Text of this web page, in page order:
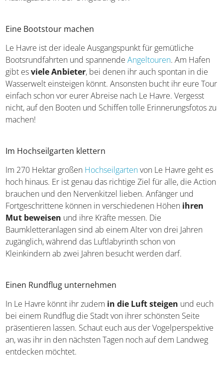
Eine Bootstour machen
Le Havre ist der ideale Ausgangspunkt für gemütliche
Bootsrundfahrten und spannendeAngeltouren. Am Hafen
gibt esviele Anbieter, bei denen ihr auch spontan in die
Wasserwelt einsteigen könnt. Ansonsten bucht ihr eure Tour
einfach schon vor eurer Abreise nach Le Havre. Vergesst
nicht, auf den Booten und Schiffen tolle Erinnerungsfotos zu
machen!
Im Hochseilgarten klettern
Im 270 Hektar großen Hochseilgartenvon Le Havre geht es
hoch hinaus. Er ist genau das richtige Ziel für alle, die Action
brauchen und den Nervenkitzel lieben. Anfänger und
Fortgeschrittene können in verschiedenen Höhen ihren
Mut beweisen und ihre Kräfte messen. Die
Baumkletteranlagen sind ab einem Alter von drei Jahren
zugänglich, während das Luftlabyrinth schon von
Kleinkindern ab zwei Jahren besucht werden darf.
Einen Rundflug unternehmen
In Le Havre könnt ihr zudem in die Luft steigen und euch
bei einem Rundflug die Stadt von ihrer schönsten Seite
präsentieren lassen. Schaut euch aus der Vogelperspektive
an, was ihr in den nächsten Tagen noch auf dem Landweg
entdecken möchtet.